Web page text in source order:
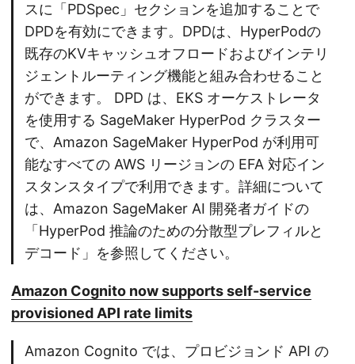
スに「PDSpec」セクションを追加することで
DPDを有効にできます。DPDは、HyperPodの
既存のKVキャッシュオフロードおよびインテリ
ジェントルーティング機能と組み合わせること
ができます。 DPD は、EKS オーケストレータ
を使用する SageMaker HyperPod クラスター
で、Amazon SageMaker HyperPod が利用可
能なすべての AWS リージョンの EFA 対応イン
スタンスタイプで利用できます。詳細について
は、Amazon SageMaker AI 開発者ガイドの
「HyperPod 推論のための分散型プレフィルと
デコード」を参照してください。
Amazon Cognito now supports self-service
provisioned API rate limits
Amazon Cognito では、プロビジョンド API の